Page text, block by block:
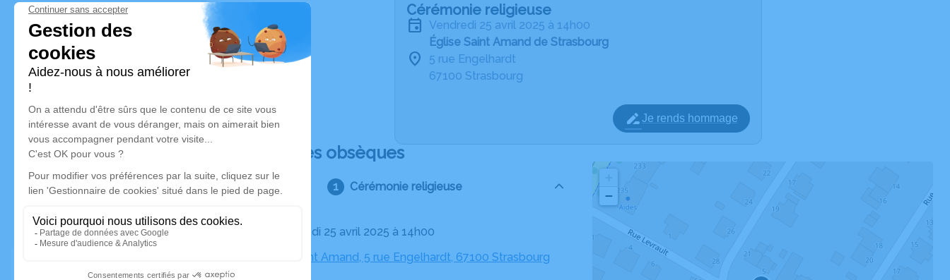
Cérémonie religieuse
vendredi 25 avril 2025 à 14h00
Église Saint Amand de Strasbourg
5 rue Engelhardt
67100 Strasbourg
Je rends hommage
Déroulé des obsèques
Cérémonie religieuse
Le vendredi 25 avril 2025 à 14h00
Église Saint Amand, 5 rue Engelhardt, 67100 Strasbourg
−